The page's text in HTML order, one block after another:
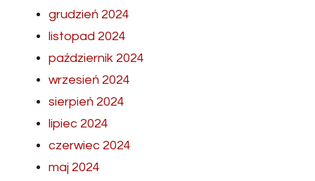
grudzień 2024
listopad 2024
październik 2024
wrzesień 2024
sierpień 2024
lipiec 2024
czerwiec 2024
maj 2024